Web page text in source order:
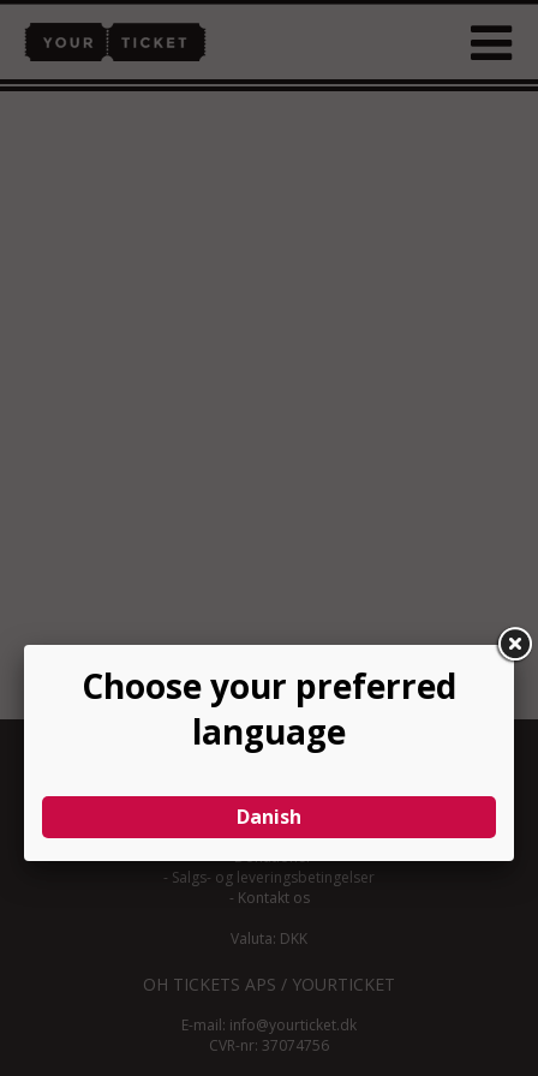
INFORMATION
-Om YourTicket
Bliv arrangør
-Arrangør login
-Donationer
- Salgs- og leveringsbetingelser
- Kontakt os
Valuta: DKK
OH TICKETS APS / YOURTICKET
E-mail: info@yourticket.dk
CVR-nr: 37074756